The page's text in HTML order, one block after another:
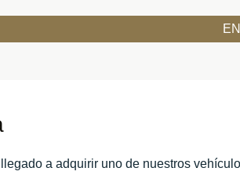
a adquirir uno de nuestros